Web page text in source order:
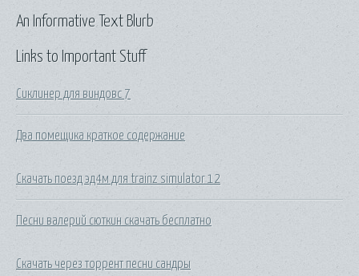
Links to Important Stuff
Сиклинер для виндовс 7
Два помещика краткое содержание
Скачать поезд эд4м для trainz simulator 12
Песни валерий сюткин скачать бесплатно
Скачать через торрент песни сандры
An Informative Text Blurb